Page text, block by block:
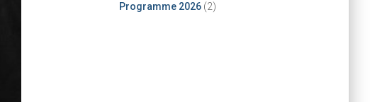
Programme 2026(2)